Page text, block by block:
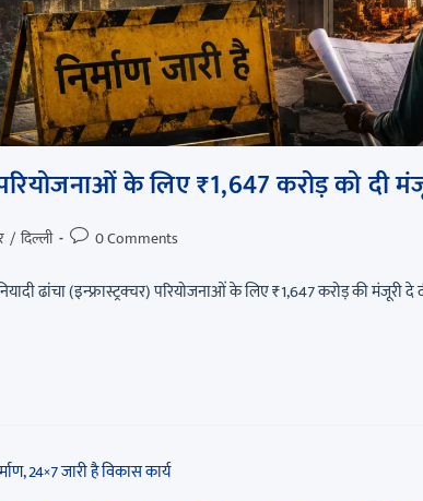
के लिए ₹1,647 करोड़ को दी
/ दिल्ली 0 Comments
ढांचा (इन्फ्रास्ट्रक्चर) परियोजनाओं के लिए ₹1,647 करोड़ की मंजूरी